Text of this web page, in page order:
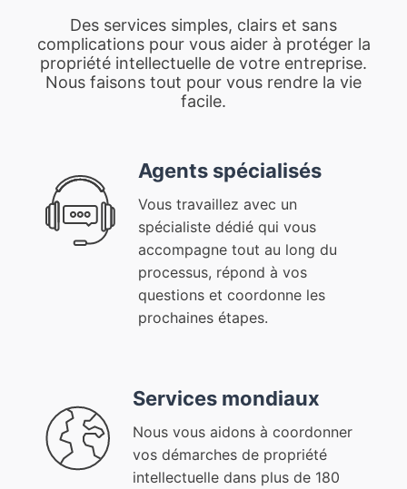
Des services simples, clairs et sans
complications pour vous aider à protéger la
propriété intellectuelle de votre entreprise.
Nous faisons tout pour vous rendre la vie
facile.
Agents spécialisés
Vous travaillez avec un
spécialiste dédié qui vous
accompagne tout au long du
processus, répond à vos
questions et coordonne les
prochaines étapes.
Services mondiaux
Nous vous aidons à coordonner
vos démarches de propriété
intellectuelle dans plus de 180